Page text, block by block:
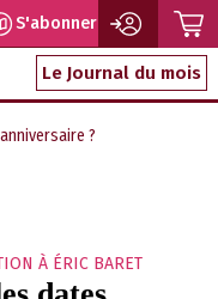
S'abonner
Le Journal du mois
?
À ÉRIC BARET